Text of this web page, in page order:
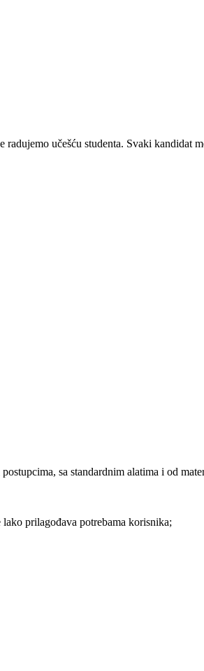
učešću studenta. Svaki kandidat
sa standardnim alatima i od
prilagođava potrebama korisnika;